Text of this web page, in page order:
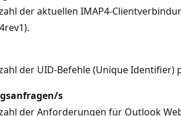
der aktuellen IMAP4-
der UID-Befehle (Unique Identifier)
s
der Anforderungen für Outlook